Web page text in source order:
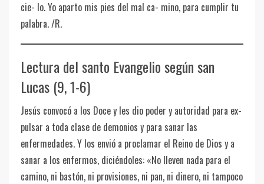
cie- lo. Yo aparto mis pies del mal ca- mino, para cumplir tu
palabra. /R.
Lectura del santo Evangelio según san
Lucas (9, 1-6)
Jesús convocó a los Doce y les dio poder y autoridad para ex-
pulsar a toda clase de demonios y para sanar las
enfermedades. Y los envió a proclamar el Reino de Dios y a
sanar a los enfermos, diciéndoles: «No lleven nada para el
camino, ni bastón, ni provisiones, ni pan, ni dinero, ni tampoco